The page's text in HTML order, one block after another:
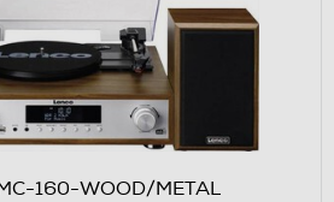
160-WOOD/METAL